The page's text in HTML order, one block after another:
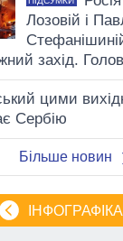
Лозовій і
захід.
цими
Сербію
Більше новин
ІНФОГРАФІКА